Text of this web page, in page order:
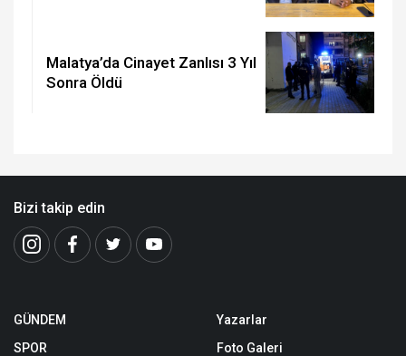
Malatya’da Cinayet Zanlısı 3 Yıl
Sonra Öldü
Bizi takip edin
GÜNDEM
SPOR
Yazarlar
Foto Galeri